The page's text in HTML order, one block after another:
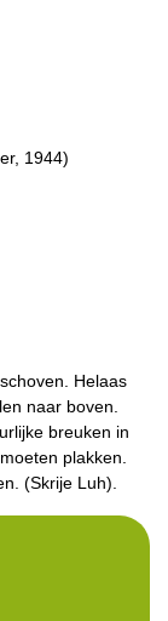
1944)
Helaas
naar boven.
breuken in
plakken.
(Skrije Luh).